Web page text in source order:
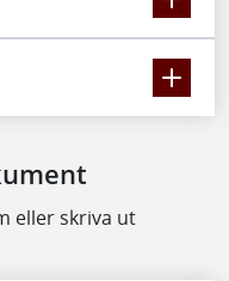
eller skriva ut